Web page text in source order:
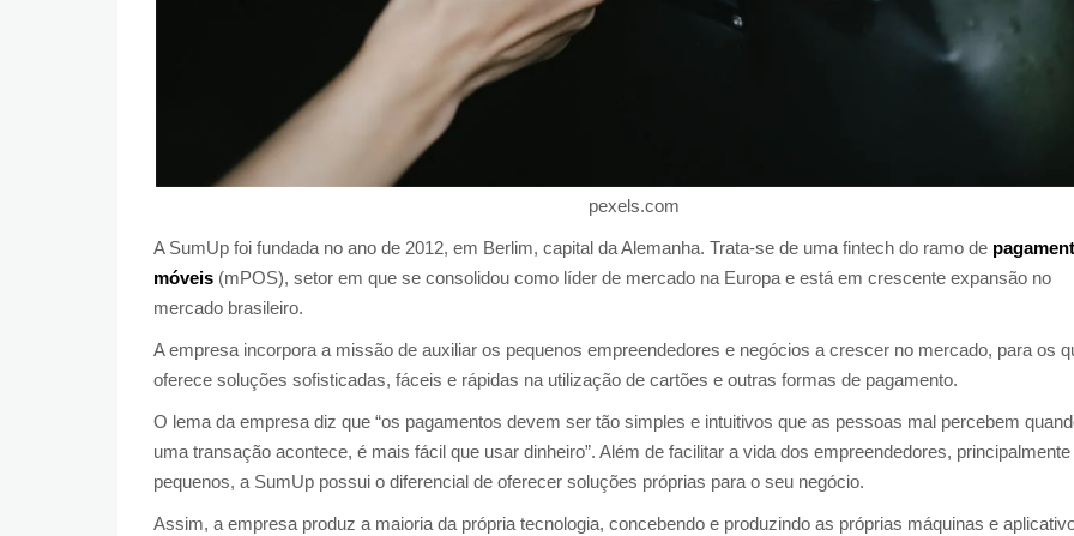
pexels.com
A SumUp foi fundada no ano de 2012, em Berlim, capital da Alemanha. Trata-se de uma fintech do ramo de
móveis (mPOS), setor em que se consolidou como líder de mercado na Europa e está em crescente expansão no
mercado brasileiro.
A empresa incorpora a missão de auxiliar os pequenos empreendedores e negócios a crescer no mercado, para os
oferece soluções sofisticadas, fáceis e rápidas na utilização de cartões e outras formas de pagamento.
O lema da empresa diz que “os pagamentos devem ser tão simples e intuitivos que as pessoas mal percebem
uma transação acontece, é mais fácil que usar dinheiro”. Além de facilitar a vida dos empreendedores,
pequenos, a SumUp possui o diferencial de oferecer soluções próprias para o seu negócio.
Assim, a empresa produz a maioria da própria tecnologia, concebendo e produzindo as próprias máquinas e